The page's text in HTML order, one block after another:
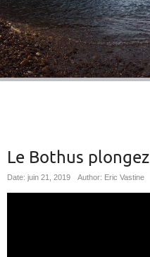
Le Bothus
Date: juin 21, 2019 Author: Eric Vastine